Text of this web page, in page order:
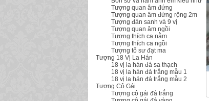
Tượng quan âm đứng
Tượng quan âm đứng rộng 2m
Tượng đản sanh và 9 vị
Tượng quan âm ngồi
Tượng thích ca nằm
Tượng thích ca ngồi
Tượng tổ sư đạt ma
Tượng 18 Vị La Hán
18 vị la hán đá sa thạch
18 vị la hán đá trắng mẫu 1
18 vị la hán đá trắng mẫu 2
Tượng Cô Gái
Tượng cô gái đá trắng